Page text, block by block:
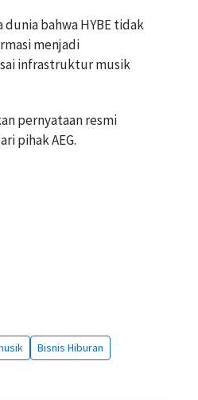
bahwa HYBE tidak
menjadi
infrastruktur musik
pernyataan resmi
pihak AEG.
Bisnis Hiburan